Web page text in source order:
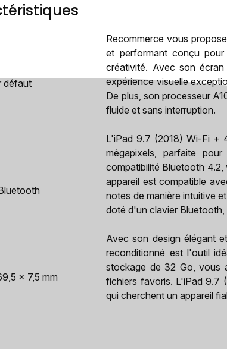
défaut
x 7,5 mm
Recommerce vous
et performant conçu
créativité. Avec son
expérience visuelle
De plus, son processeur
fluide et sans interruption.
L'iPad 9.7 (2018) Wi-Fi +
mégapixels, parfaite
compatibilité Bluetooth
appareil est compatible
notes de manière intuitive
doté d'un clavier
Avec son design élégant
reconditionné est l'outil
stockage de 32 Go, vous
fichiers favoris. L'iPad 9.7
qui cherchent un appareil